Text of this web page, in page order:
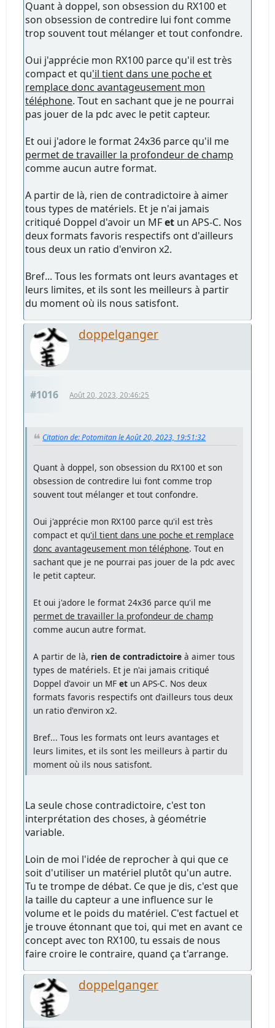
Quant à doppel, son obsession du RX100 et
son obsession de contredire lui font comme
trop souvent tout mélanger et tout confondre.
Oui j'apprécie mon RX100 parce qu'il est très
compact et qu'il tient dans une poche et
remplace donc avantageusement mon
téléphone. Tout en sachant que je ne pourrai
pas jouer de la pdc avec le petit capteur.
Et oui j'adore le format 24x36 parce qu'il me
permet de travailler la profondeur de champ
comme aucun autre format.
A partir de là, rien de contradictoire à aimer
tous types de matériels. Et je n'ai jamais
critiqué Doppel d'avoir un MFet un APS-C. Nos
deux formats favoris respectifs ont d'ailleurs
tous deux un ratio d'environ x2.
Bref... Tous les formats ont leurs avantages et
leurs limites, et ils sont les meilleurs à partir
du moment où ils nous satisfont.
doppelganger
#1016 Août 20, 2023, 20:46:25
Citation de: Potomitan le Août 20, 2023, 19:51:32
Quant à doppel, son obsession du RX100 et son
obsession de contredire lui font comme trop
souvent tout mélanger et tout confondre.
Oui j'apprécie mon RX100 parce qu'il est très
compact et qu'il tient dans une poche et remplace
donc avantageusement mon téléphone. Tout en
sachant que je ne pourrai pas jouer de la pdc avec
le petit capteur.
Et oui j'adore le format 24x36 parce qu'il me
permet de travailler la profondeur de champ
comme aucun autre format.
A partir de là, rien de contradictoire à aimer tous
types de matériels. Et je n'ai jamais critiqué
Doppel d'avoir un MFet un APS-C. Nos deux
formats favoris respectifs ont d'ailleurs tous deux
un ratio d'environ x2.
Bref... Tous les formats ont leurs avantages et
leurs limites, et ils sont les meilleurs à partir du
moment où ils nous satisfont.
La seule chose contradictoire, c'est ton
interprétation des choses, à géométrie
variable.
Loin de moi l'idée de reprocher à qui que ce
soit d'utiliser un matériel plutôt qu'un autre.
Tu te trompe de débat. Ce que je dis, c'est que
la taille du capteur a une influence sur le
volume et le poids du matériel. C'est factuel et
je trouve étonnant que toi, qui met en avant ce
concept avec ton RX100, tu essais de nous
faire croire le contraire, quand ça t'arrange.
doppelganger